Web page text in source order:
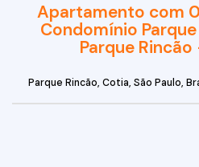
Apartamento com
Condomínio
Parque
Parque Rincão, Cotia, São Paulo,